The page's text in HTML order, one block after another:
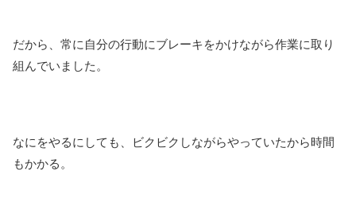
だから、常に自分の行動にブレーキをかけながら作業に取り
組んでいました。
なにをやるにしても、ビクビクしながらやっていたから時間
もかかる。